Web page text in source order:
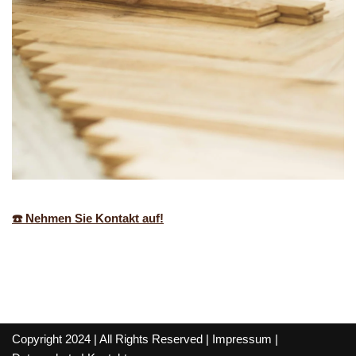
☎️ Nehmen Sie Kontakt auf!
Copyright 2024 | All Rights Reserved | Impressum |